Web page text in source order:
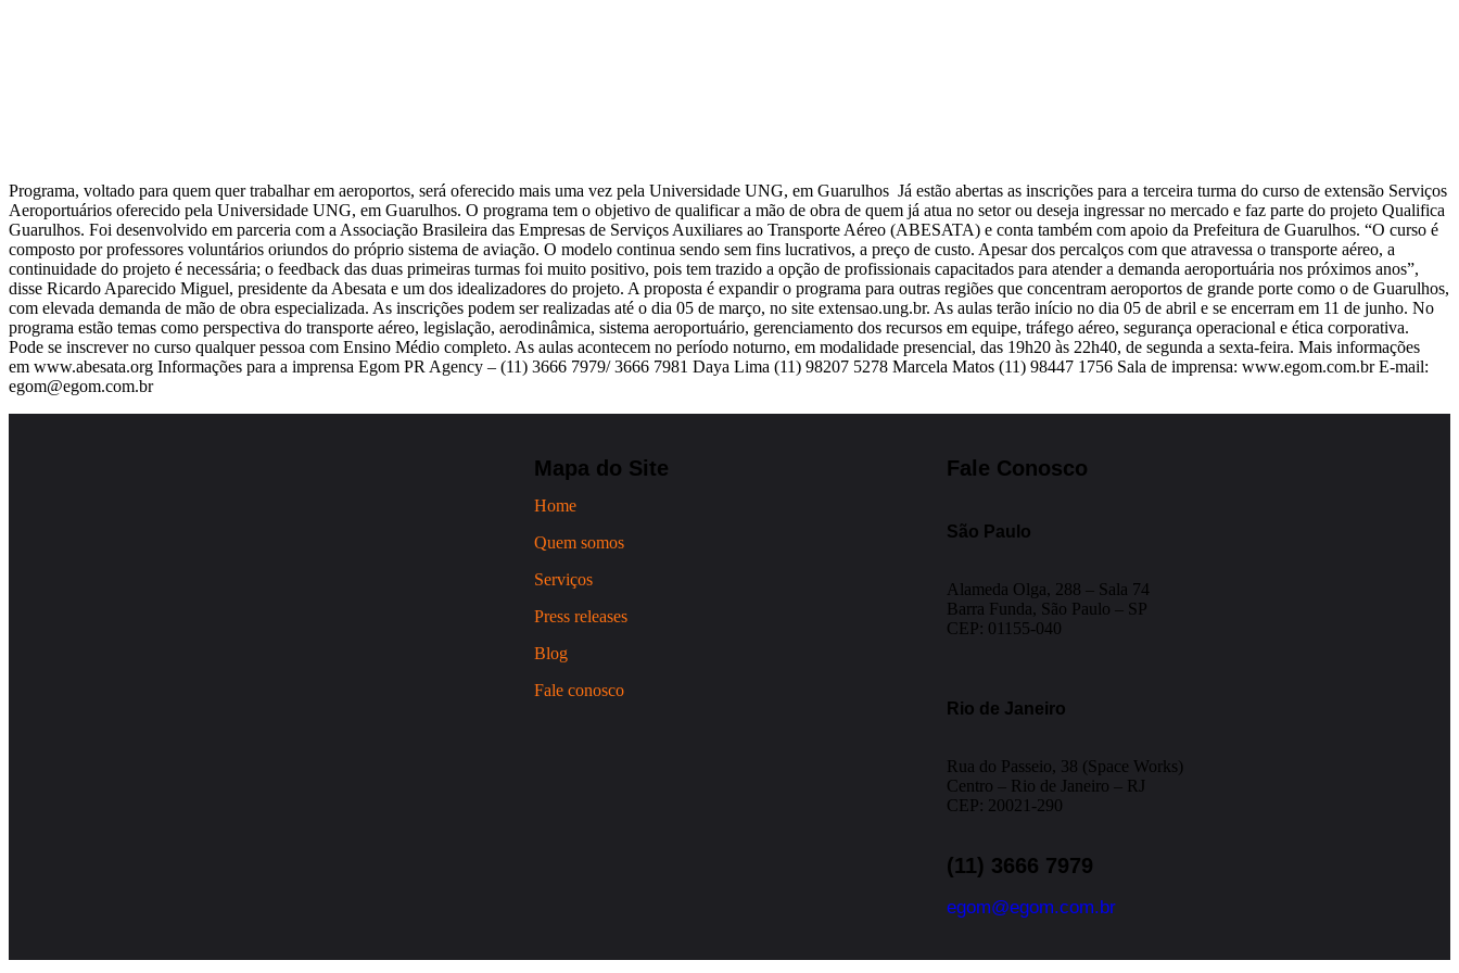
Programa, voltado para quem quer trabalhar em aeroportos, será oferecido mais uma vez pela Universidade UNG, em Guarulhos Já estão abertas as inscrições para a terceira turma do curso de extensão Serviços
Aeroportuários oferecido pela Universidade UNG, em Guarulhos. O programa tem o objetivo de qualificar a mão de obra de quem já atua no setor ou deseja ingressar no mercado e faz parte do projeto Qualifica
Guarulhos. Foi desenvolvido em parceria com a Associação Brasileira das Empresas de Serviços Auxiliares ao Transporte Aéreo (ABESATA) e conta também com apoio da Prefeitura de Guarulhos. “O curso é
composto por professores voluntários oriundos do próprio sistema de aviação. O modelo continua sendo sem fins lucrativos, a preço de custo. Apesar dos percalços com que atravessa o transporte aéreo, a
continuidade do projeto é necessária; o feedback das duas primeiras turmas foi muito positivo, pois tem trazido a opção de profissionais capacitados para atender a demanda aeroportuária nos próximos anos”,
disse Ricardo Aparecido Miguel, presidente da Abesata e um dos idealizadores do projeto. A proposta é expandir o programa para outras regiões que concentram aeroportos de grande porte como o de Guarulhos,
com elevada demanda de mão de obra especializada. As inscrições podem ser realizadas até o dia 05 de março, no site extensao.ung.br. As aulas terão início no dia 05 de abril e se encerram em 11 de junho. No
programa estão temas como perspectiva do transporte aéreo, legislação, aerodinâmica, sistema aeroportuário, gerenciamento dos recursos em equipe, tráfego aéreo, segurança operacional e ética corporativa.
Pode se inscrever no curso qualquer pessoa com Ensino Médio completo. As aulas acontecem no período noturno, em modalidade presencial, das 19h20 às 22h40, de segunda a sexta-feira. Mais informações
em www.abesata.org Informações para a imprensa Egom PR Agency – (11) 3666 7979/ 3666 7981 Daya Lima (11) 98207 5278 Marcela Matos (11) 98447 1756 Sala de imprensa: www.egom.com.br E-mail:
egom@egom.com.br
Mapa do Site
Home
Quem somos
Serviços
Press releases
Blog
Fale conosco
Fale Conosco
São Paulo
Alameda Olga, 288 – Sala 74
Barra Funda, São Paulo – SP
CEP: 01155-040
Rio de Janeiro
Rua do Passeio, 38 (Space Works)
Centro – Rio de Janeiro – RJ
CEP: 20021-290
(11) 3666 7979
egom@egom.com.br